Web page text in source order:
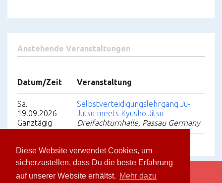
Diese Website verwendet Cookies, um
sicherzustellen, dass Du die beste Erfahrung
auf unserer Website erhältst. Mehr dazu
Anstehende Veranstaltungen
Datum/Zeit Veranstaltung
Sa.
19.09.2026
Ganztägig
Selbstverteidigungslehrgang Ju-
Jutsu meets Kyusho Jitsu
Dreifachturnhalle, Passau Germany